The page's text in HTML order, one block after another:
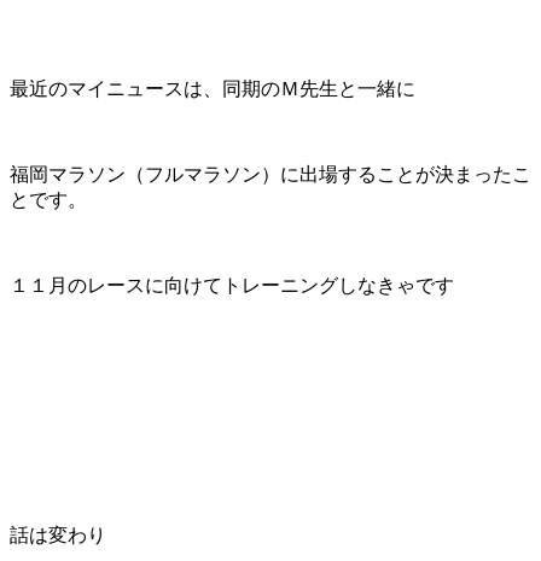
最近のマイニュースは、同期のＭ先生と一緒に
福岡マラソン（フルマラソン）に出場することが決まったこ
とです。
１１月のレースに向けてトレーニングしなきゃです
話は変わり